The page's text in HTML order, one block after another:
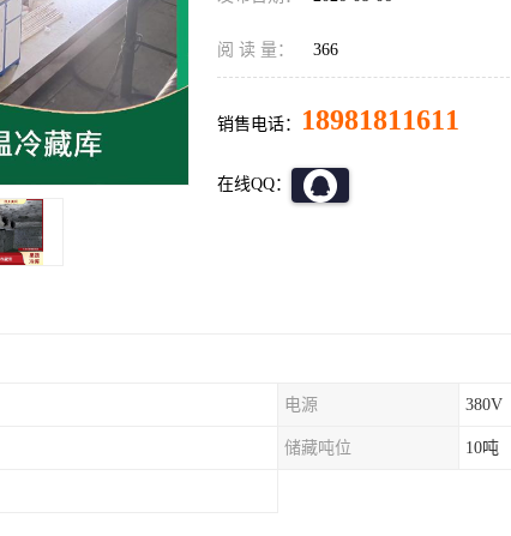
阅 读 量： 366
销售电话： 18981811611
在线QQ：
电源 380V
储藏吨位 10吨